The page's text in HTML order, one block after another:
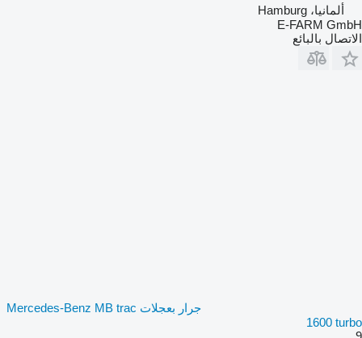
ألمانيا، Hamburg
E-FARM GmbH
الاتصال بالبائع
جرار بعجلات Mercedes-Benz MB trac
1600 turbo